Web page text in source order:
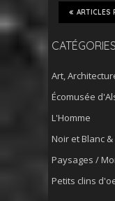
ARTICLES
CATÉGORIES
Art,
Écomusée
L'Homme
Noir et Blanc
Paysages /
Petits clins